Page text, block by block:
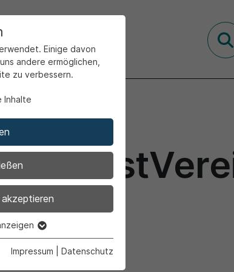
Ahlen
/
Einige davon
andere ermöglichen,
zu verbessern.
Inhalte
Funktionen der
Impressum Datenschutz